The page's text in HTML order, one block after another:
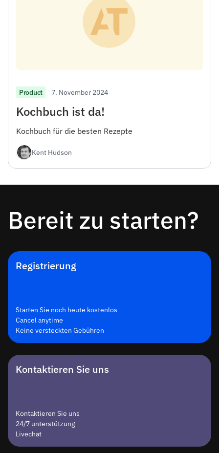
Product 7. November 2024
Kochbuch ist da!
Kochbuch für die besten Rezepte
Kent Hudson
Bereit zu starten?
Registrierung
Starten Sie noch heute kostenlos
Cancel anytime
Keine versteckten Gebühren
Kontaktieren Sie uns
Kontaktieren Sie uns
24/7 unterstützung
Livechat